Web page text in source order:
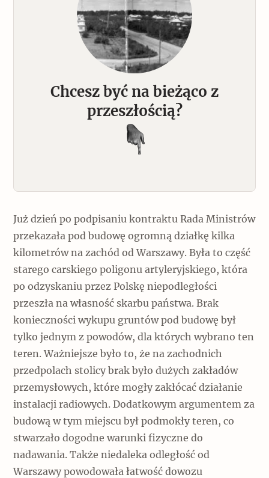
Chcesz być na bieżąco z
przeszłością?
Już dzień po podpisaniu kontraktu Rada Ministrów
przekazała pod budowę ogromną działkę kilka
kilometrów na zachód od Warszawy. Była to część
starego carskiego poligonu artyleryjskiego, która
po odzyskaniu przez Polskę niepodległości
przeszła na własność skarbu państwa. Brak
konieczności wykupu gruntów pod budowę był
tylko jednym z powodów, dla których wybrano ten
teren. Ważniejsze było to, że na zachodnich
przedpolach stolicy brak było dużych zakładów
przemysłowych, które mogły zakłócać działanie
instalacji radiowych. Dodatkowym argumentem za
budową w tym miejscu był podmokły teren, co
stwarzało dogodne warunki fizyczne do
nadawania. Także niedaleka odległość od
Warszawy powodowała łatwość dowozu